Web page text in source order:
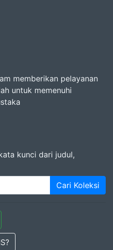
memberikan pelayanan
untuk memenuhi
kunci dari judul,
Cari Koleksi